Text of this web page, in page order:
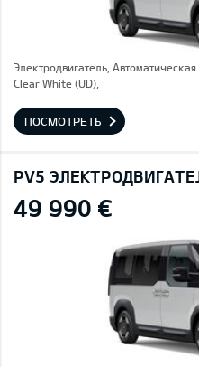
Электродвигатель, Автоматическая
Clear White (UD),
ПОСМОТРЕТЬ
PV5
49 990 €